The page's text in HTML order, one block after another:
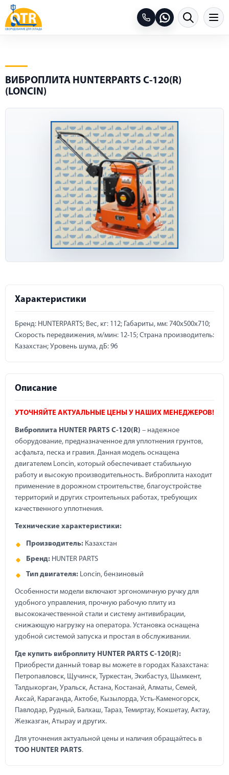
ВИБРОПЛИТА HUNTERPARTS C-120(R)
(LONCIN)
Характеристики
Бренд: HUNTERPARTS; Вес, кг: 112; Габариты, мм: 740x500x710;
Скорость передвижения, м/мин: 12-15; Страна производитель:
Казахстан; Уровень шума, дБ: 96
Описание
УТОЧНЯЙТЕ АКТУАЛЬНЫЕ ЦЕНЫ У НАШИХ МЕНЕДЖЕРОВ!
Виброплита HUNTER PARTS C-120(R) – надежное
оборудование, предназначенное для уплотнения грунтов,
асфальта, песка и гравия. Данная модель оснащена
двигателем Loncin, который обеспечивает стабильную
работу и высокую производительность. Виброплита находит
применение в дорожном строительстве, благоустройстве
территорий и других строительных работах, требующих
качественного уплотнения.
Технические характеристики:
Производитель: Казахстан
Бренд: HUNTER PARTS
Тип двигателя: Loncin, бензиновый
Особенности модели включают эргономичную ручку для
удобного управления, прочную рабочую плиту из
высококачественной стали и систему антивибрации,
снижающую нагрузку на оператора. Установка оснащена
удобной системой запуска и простая в обслуживании.
Где купить виброплиту HUNTER PARTS C-120(R):
Приобрести данный товар вы можете в городах Казахстана:
Петропавловск, Щучинск, Туркестан, Экибастуз, Шымкент,
Талдыкорган, Уральск, Астана, Костанай, Алматы, Семей,
Аксай, Караганда, Актобе, Кызылорда, Усть-Каменогорск,
Павлодар, Рудный, Балхаш, Тараз, Темиртау, Кокшетау, Актау,
Жезказган, Атырау и других.
Для уточнения актуальной цены и наличия обращайтесь в
ТОО HUNTER PARTS.